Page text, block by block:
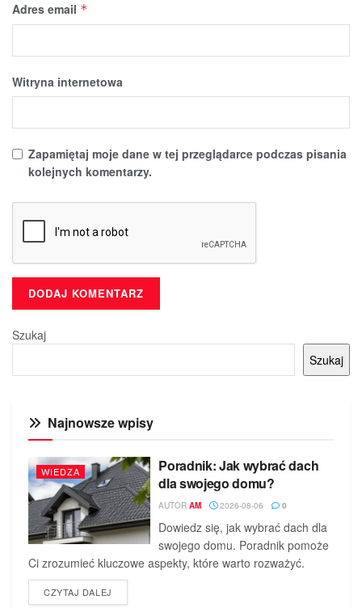
Adres email *
Witryna internetowa
Zapamiętaj moje dane w tej przeglądarce podczas pisania
kolejnych komentarzy.
Szukaj
Szukaj
Najnowsze wpisy
WIEDZA
Poradnik: Jak wybrać dach
dla swojego domu?
AUTOR AM 2026-08-06 0
Dowiedz się, jak wybrać dach dla
swojego domu. Poradnik pomoże
Ci zrozumieć kluczowe aspekty, które warto rozważyć.
CZYTAJ DALEJ